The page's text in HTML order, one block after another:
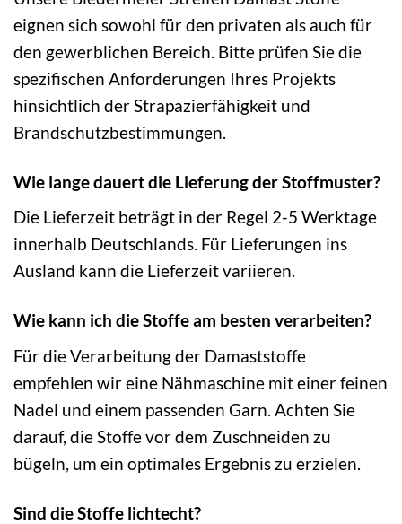
eignen sich sowohl für den privaten als auch für
den gewerblichen Bereich. Bitte prüfen Sie die
spezifischen Anforderungen Ihres Projekts
hinsichtlich der Strapazierfähigkeit und
Brandschutzbestimmungen.
Wie lange dauert die Lieferung der Stoffmuster?
Die Lieferzeit beträgt in der Regel 2-5 Werktage
innerhalb Deutschlands. Für Lieferungen ins
Ausland kann die Lieferzeit variieren.
Wie kann ich die Stoffe am besten verarbeiten?
Für die Verarbeitung der Damaststoffe
empfehlen wir eine Nähmaschine mit einer feinen
Nadel und einem passenden Garn. Achten Sie
darauf, die Stoffe vor dem Zuschneiden zu
bügeln, um ein optimales Ergebnis zu erzielen.
Sind die Stoffe lichtecht?